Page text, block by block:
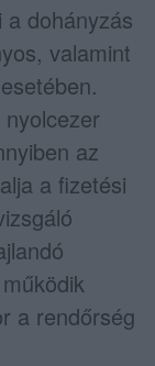
dohányzás
valamint
az
a fizetési
a rendőrség